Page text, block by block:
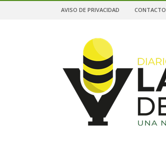
AVISO DE PRIVACIDAD CONTACTO